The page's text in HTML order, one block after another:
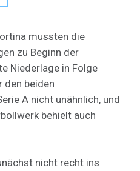
mussten die
zu Beginn der
Niederlage in Folge
den beiden
A nicht unähnlich, und
behielt auch
nicht recht ins